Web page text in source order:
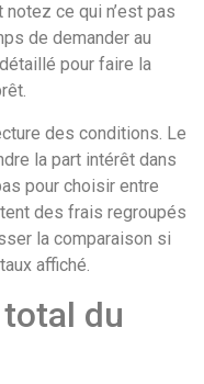
notez ce qui n’est pas
de demander au
pour faire la
des conditions. Le
la part intérêt dans
pour choisir entre
des frais regroupés
la comparaison si
affiché.
du